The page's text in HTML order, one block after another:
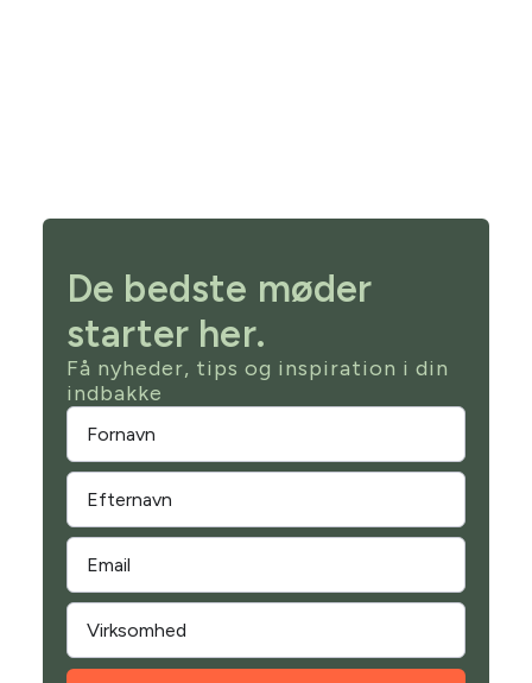
De bedste møder
starter her.
Få nyheder, tips og inspiration i din
indbakke